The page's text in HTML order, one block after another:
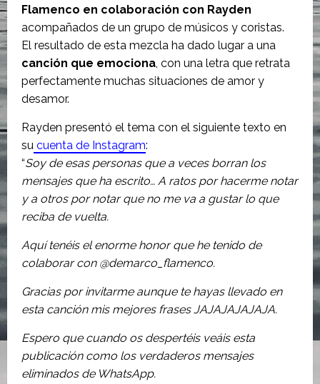
Flamenco en colaboración con Rayden
acompañados de un grupo de músicos y coristas.
El resultado de esta mezcla ha dado lugar a una
canción que emociona, con una letra que retrata
perfectamente muchas situaciones de amor y
desamor.
Rayden presentó el tema con el siguiente texto en
su cuenta de Instagram:
“Soy de esas personas que a veces borran los
mensajes que ha escrito… A ratos por hacerme notar
y a otros por notar que no me va a gustar lo que
reciba de vuelta.
Aquí tenéis el enorme honor que he tenido de
colaborar con @demarco_flamenco.
Gracias por invitarme aunque te hayas llevado en
esta canción mis mejores frases JAJAJAJAJAJA.
Espero que cuando os despertéis veáis esta
publicación como los verdaderos mensajes
eliminados de WhatsApp.